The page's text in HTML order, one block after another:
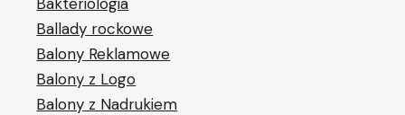
Ballady rockowe
Balony Reklamowe
Balony z Logo
Balony z Nadrukiem